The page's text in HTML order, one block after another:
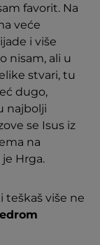
favorit. Na
veće
i više
nisam, ali u
stvari, tu
dugo,
najbolji
se Isus iz
na
Hrga.
teškaš više ne